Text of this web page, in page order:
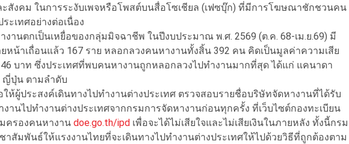
ะสังคม ในการระงับเพจหรือโพสต์บนสื่อโซเชียล (เฟซบุ๊ก) ที่มีการโฆษณาชักชวนคน
ะเทศอย่างต่อเนื่อง
านตกเป็นเหยื่อของกลุ่มมิจฉาชีพ ในปีงบประมาณ พ.ศ. 2569 (ต.ค. 68-เม.ย.69) มี
หน้าเถื่อนแล้ว 167 ราย หลอกลวงคนหางานทั้งสิ้น 392 คน คิดเป็นมูลค่าความเสีย
บาท ซึ่งประเทศที่พบคนหางานถูกหลอกลวงไปทำงานมากที่สุด ได้แก่ แคนาดา
ญี่ปุ่น ตามลำดับ
ห้ผู้ประสงค์เดินทางไปทำงานต่างประเทศ ตรวจสอบรายชื่อบริษัทจัดหางานที่ได้รับ
านไปทำงานต่างประเทศจากกรมการจัดหางานก่อนทุกครั้ง ที่เว็บไซต์กองทะเบียน
ครองคนหางาน doe.go.th/ipd เพื่อจะได้ไม่เสียใจและไม่เสียเงินในภายหลัง ทั้งนี้กรม
าสัมพันธ์ให้แรงงานไทยที่จะเดินทางไปทำงานต่างประเทศให้ไปด้วยวิธีที่ถูกต้องตาม